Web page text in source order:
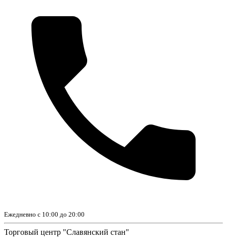
Ежедневно с 10:00 до 20:00
Торговый центр "Славянский стан"